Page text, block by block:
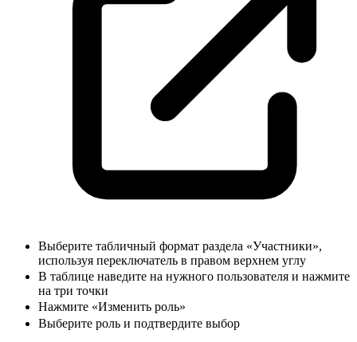
Выберите табличный формат раздела «Участники»,
используя переключатель в правом верхнем углу
В таблице наведите на нужного пользователя и нажмите
на три точки
Нажмите «Изменить роль»
Выберите роль и подтвердите выбор